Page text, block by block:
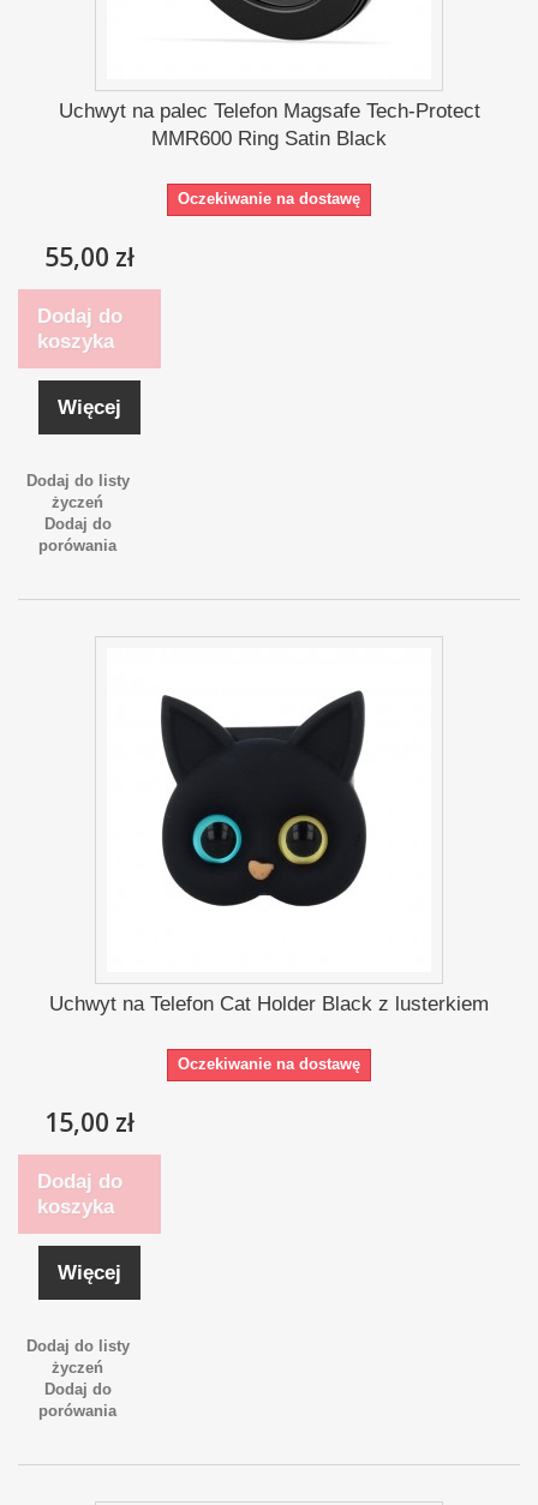
Uchwyt na palec Telefon Magsafe Tech-Protect
MMR600 Ring Satin Black
Oczekiwanie na dostawę
55,00 zł
Dodaj do
koszyka
Więcej
Dodaj do listy
życzeń
Dodaj do
porówania
Uchwyt na Telefon Cat Holder Black z lusterkiem
Oczekiwanie na dostawę
15,00 zł
Dodaj do
koszyka
Więcej
Dodaj do listy
życzeń
Dodaj do
porówania